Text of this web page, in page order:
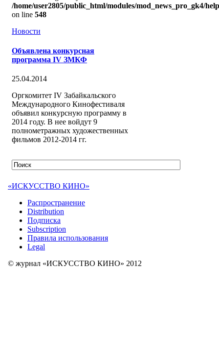
/home/user2805/public_html/modules/mod_news_pro_gk4/
on line 548
Новости
Объявлена конкурсная
программа IV ЗМКФ
25.04.2014
Оргкомитет IV Забайкальского
Международного Кинофестиваля
объявил конкурсную программу в
2014 году. В нее войдут 9
полнометражных художественных
фильмов 2012-2014 гг.
«ИСКУССТВО КИНО»
Распространение
Distribution
Подписка
Subscription
Правила использования
Legal
© журнал «ИСКУССТВО КИНО» 2012